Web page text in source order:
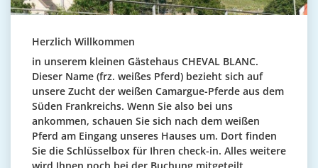
Herzlich Willkommen
in unserem kleinen Gästehaus CHEVAL BLANC.
Dieser Name (frz. weißes Pferd) bezieht sich auf
unsere Zucht der weißen Camargue-Pferde aus dem
Süden Frankreichs. Wenn Sie also bei uns
ankommen, schauen Sie sich nach dem weißen
Pferd am Eingang unseres Hauses um. Dort finden
Sie die Schlüsselbox für Ihren check-in. Alles weitere